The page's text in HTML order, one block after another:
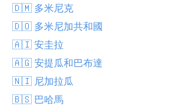
🇩🇲 多米尼克
🇩🇴 多米尼加共和國
🇦🇮 安圭拉
🇦🇬 安提瓜和巴布達
🇳🇮 尼加拉瓜
🇧🇸 巴哈馬